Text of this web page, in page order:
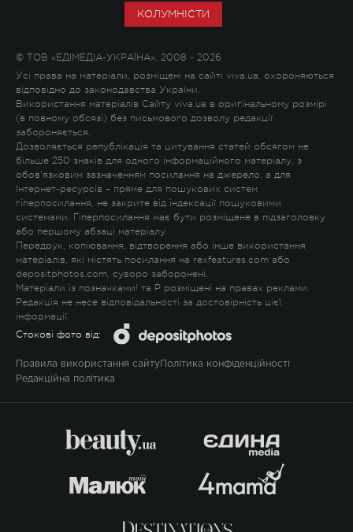
КОЛУМНІСТИ
© ТОВ «ЕДІМЕДІА-УКРАЇНА», 2008 - 2026
Усі права на матеріали, розміщені на сайті viva.ua, охороняються
відповідно до законодавства України.
Використання матеріалів Сайту viva.ua в оригінальному розмірі
(в повному обсязі) без письмового дозволу редакції
забороняється.
Дозволяється републікація та цитування статей обсягом не
більше 250 знаків для одного інформаційного матеріалу, з
обов'язковим зазначенням посилання на джерело, а для
Інтернет-ресурсів – пряме для пошукових систем
гіперпосилання, не закрите від індексації пошуковими
системами. Гіперпосилання має бути розміщене в підзаголовку
або першому абзаці матеріалу.
Передрук, копіювання, відтворення або інше використання
матеріалів, які містять посилання на rexfeatures.com або
depositphotos.com, суворо заборонені.
Матеріали із позначками! та P розміщені на правах реклами.
Редакція не несе відповідальності за достовірність цієї
інформації.
Стокові фото від:
Правила використання сайту Політика конфіденційності
Редакційна політика